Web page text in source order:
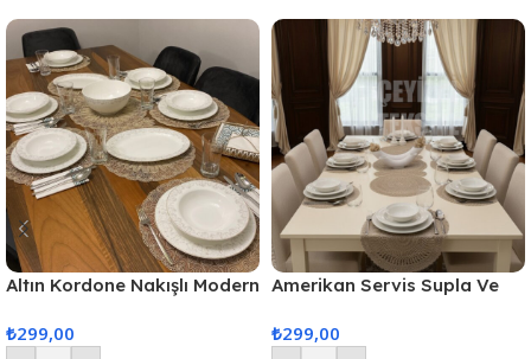
Altın Kordone Nakışlı Modern
Runner 6 Kişilik Set
₺299,00
Amerikan Servis Supla Ve
₺299,00